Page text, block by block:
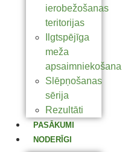
ierobežošanas
teritorijas
Ilgtspējīga
meža
apsaimniekošana
Slēpņošanas
sērija
Rezultāti
PASĀKUMI
NODERĪGI